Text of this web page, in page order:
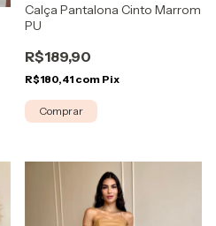
Calça Pantalona Cinto Marrom
PU
R$189,90
R$180,41 com Pix
Comprar